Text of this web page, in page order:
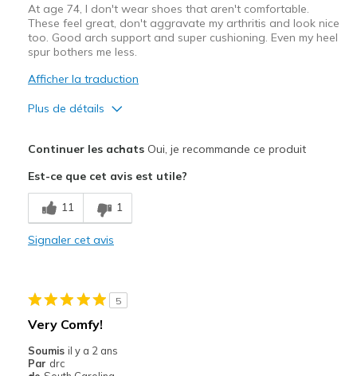
Sizing
Feels true to size
View On Shoes
I'm Really Into Shoes
At age 74, I don't wear shoes that aren't comfortable.
These feel great, don't aggravate my arthritis and look nice
too. Good arch support and super cushioning. Even my heel
spur bothers me less.
Afficher la traduction
Plus de détails
Breathe Well
Comfortable
Casual Wear
Width
Sizing
Continuer les achatsOui, je recommande ce produit
Est-ce que cet avis est utile?
11 1
Signaler cet avis
5
Very Comfy!
Soumis il y a 2 ans
Par drc